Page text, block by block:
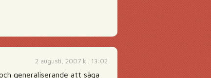
2 augusti, 2007 kl. 13:02
generaliserande att säga